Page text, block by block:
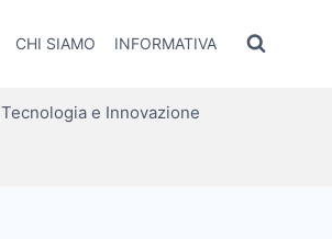
CHI SIAMO INFORMATIVA
Tecnologia e Innovazione